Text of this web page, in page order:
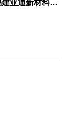
踏寻红色研学之路，奋楫蓝海新质征程 福建亚通新材料科技股份有限公司党支部联合福建省渔业行业协会党支部开展主题共建活动